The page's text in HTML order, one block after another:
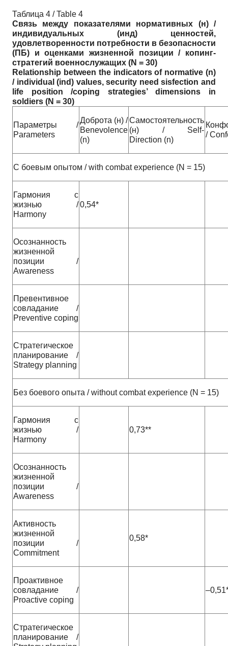
Таблица 4 / Table 4
Связь между показателями нормативных (н) /
индивидуальных (инд) ценностей,
удовлетворенности потребности в безопасности
(ПБ) и оценками жизненной позиции / копинг-
стратегий военнослужащих (N = 30)
Relationship between the indicators of normative (n)
/ individual (ind) values, security need sisfection and
life position /coping strategies’ dimensions in
soldiers (N = 30)
Параметры /
Parameters
Доброта (н) /
Benevolence
(n)
Самостоятельность
(н) / Self-
Direction (n)
/
С боевым опытом / with combat experience (N = 15)
Гармония с
жизнью /
Harmony
0,54*
Осознанность
жизненной
позиции /
Awareness
Превентивное
совладание /
Preventive coping
Стратегическое
планирование /
Strategy planning
Без боевого опыта / without combat experience (N = 15)
Гармония с
жизнью /
Harmony
0,73**
Осознанность
жизненной
позиции /
Awareness
Активность
жизненной
позиции /
Commitment
0,58*
Проактивное
совладание /
Proactive coping
Стратегическое
планирование /